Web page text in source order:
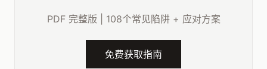
PDF 完整版 | 108个常见陷阱 + 应对方案
免费获取指南